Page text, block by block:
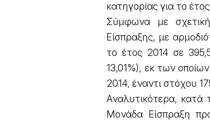
κατηγορίας για το
Σύμφωνα με
Είσπραξης, με
το έτος 2014 σε
13,01%), εκ των
2014, έναντι στόχου
Αναλυτικότερα, κατά
Μονάδα Είσπραξη